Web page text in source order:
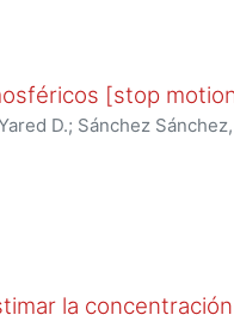
[stop
D.; Sánchez
la